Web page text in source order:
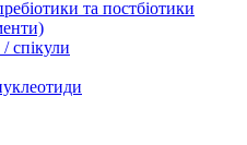
та постбіотики
спікули